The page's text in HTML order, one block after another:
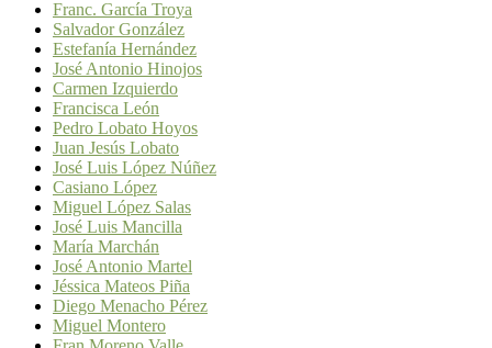
Franc. García Troya
Salvador González
Estefanía Hernández
José Antonio Hinojos
Carmen Izquierdo
Francisca León
Pedro Lobato Hoyos
Juan Jesús Lobato
José Luis López Núñez
Casiano López
Miguel López Salas
José Luis Mancilla
María Marchán
José Antonio Martel
Jéssica Mateos Piña
Diego Menacho Pérez
Miguel Montero